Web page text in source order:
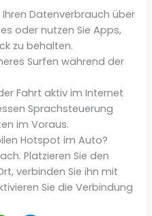
Datenverbrauch über
oder nutzen Sie Apps,
zu behalten.
Surfen während der
Fahrt aktiv im Internet
Sprachsteuerung
im Voraus.
Hotspot im Auto?
Platzieren Sie den
verbinden Sie ihn mit
Sie die Verbindung